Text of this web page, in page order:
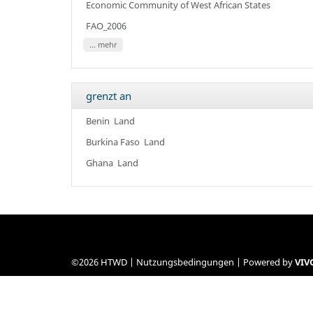
Economic Community of West African States
FAO_2006
... mehr
grenzt an
Benin Land
Burkina Faso Land
Ghana Land
©2026 HTWD | Nutzungsbedingungen | Powered by